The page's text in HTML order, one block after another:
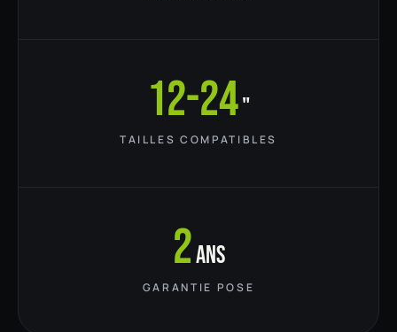
12-24"
TAILLES COMPATIBLES
2ans
GARANTIE POSE